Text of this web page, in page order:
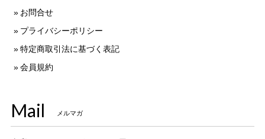
お問合せ
プライバシーポリシー
特定商取引法に基づく表記
会員規約
Mail メルマガ